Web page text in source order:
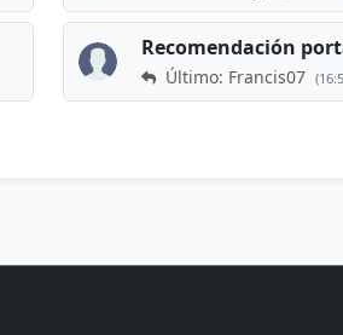
Recomendación
Último: Francis07